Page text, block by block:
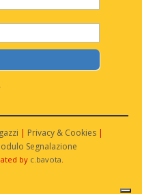
| Privacy & Cookies|
Segnalazione
by c.bavota.